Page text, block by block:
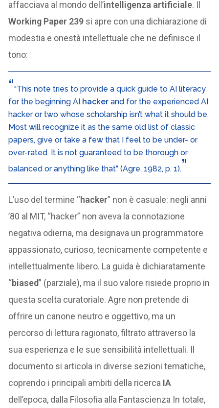
affacciava al mondo dell’intelligenza artificiale. Il
Working Paper 239 si apre con una dichiarazione di
modestia e onestà intellettuale che ne definisce il
tono:
“This note tries to provide a quick guide to AI literacy
for the beginning AI hacker and for the experienced AI
hacker or two whose scholarship isn’t what it should be.
Most will recognize it as the same old list of classic
papers, give or take a few that I feel to be under- or
over-rated. It is not guaranteed to be thorough or
balanced or anything like that” (Agre, 1982, p. 1).
L’uso del termine “hacker” non è casuale: negli anni
’80 al MIT, “hacker” non aveva la connotazione
negativa odierna, ma designava un programmatore
appassionato, curioso, tecnicamente competente e
intellettualmente libero. La guida è dichiaratamente
“biased” (parziale), ma il suo valore risiede proprio in
questa scelta curatoriale. Agre non pretende di
offrire un canone neutro e oggettivo, ma un
percorso di lettura ragionato, filtrato attraverso la
sua esperienza e le sue sensibilità intellettuali. Il
documento si articola in diverse sezioni tematiche,
coprendo i principali ambiti della ricerca IA
dell’epoca, dalla Filosofia alla Fantascienza In totale,